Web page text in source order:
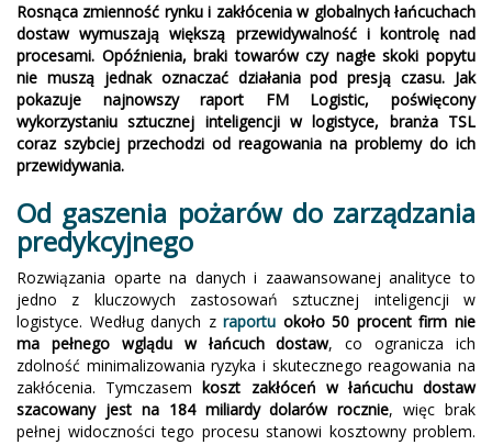
Rosnąca zmienność rynku i zakłócenia w globalnych łańcuchach
dostaw wymuszają większą przewidywalność i kontrolę nad
procesami. Opóźnienia, braki towarów czy nagłe skoki popytu
nie muszą jednak oznaczać działania pod presją czasu. Jak
pokazuje najnowszy raport FM Logistic, poświęcony
wykorzystaniu sztucznej inteligencji w logistyce, branża TSL
coraz szybciej przechodzi od reagowania na problemy do ich
przewidywania.
Od gaszenia pożarów do zarządzania
predykcyjnego
Rozwiązania oparte na danych i zaawansowanej analityce to
jedno z kluczowych zastosowań sztucznej inteligencji w
logistyce. Według danych zraportu około 50 procent firm nie
ma pełnego wglądu w łańcuch dostaw, co ogranicza ich
zdolność minimalizowania ryzyka i skutecznego reagowania na
zakłócenia. Tymczasemkoszt zakłóceń w łańcuchu dostaw
szacowany jest na 184 miliardy dolarów rocznie, więc brak
pełnej widoczności tego procesu stanowi kosztowny problem.